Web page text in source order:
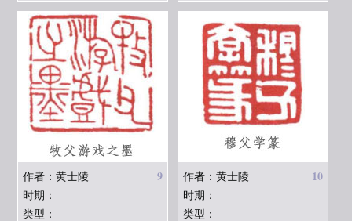
9
作者：黄士陵
时期：
类型：
10
作者：黄士陵
时期：
类型：